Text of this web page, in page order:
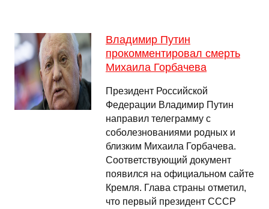
Владимир Путин
прокомментировал смерть
Михаила Горбачева
Президент Российской
Федерации Владимир Путин
направил телеграмму с
соболезнованиями родных и
близким Михаила Горбачева.
Соответствующий документ
появился на официальном сайте
Кремля. Глава страны отметил,
что первый президент СССР